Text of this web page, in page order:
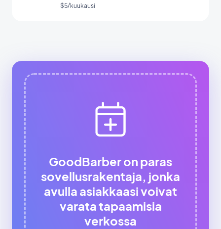
$5/kuukausi
GoodBarber on paras
sovellusrakentaja, jonka
avulla asiakkaasi voivat
varata tapaamisia
verkossa